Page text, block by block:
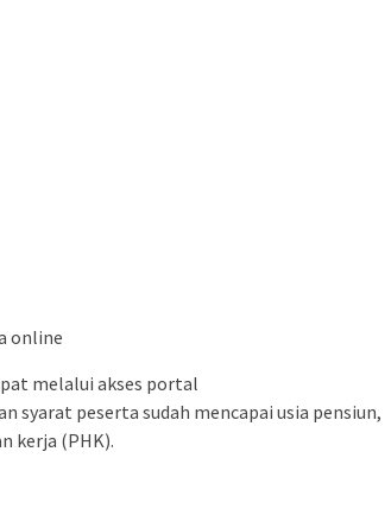
online
melalui akses portal
syarat peserta sudah mencapai usia pensiun,
kerja (PHK).